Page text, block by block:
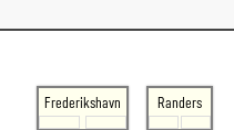
Frederikshavn Randers